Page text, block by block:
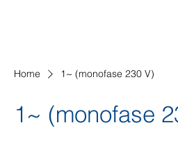
Home 1~ (monofase 230 V)
1~ (monofase